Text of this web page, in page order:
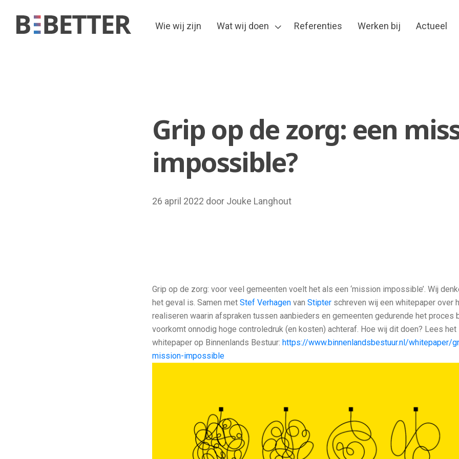
Wie wij zijn Wat wij doen Referenties Werken bij Actueel
Grip op de zorg: een
impossible?
26 april 2022 door Jouke Langhout
Grip op de zorg: voor veel gemeenten voelt het als een ‘mission impossible’. Wij
het geval is. Samen met Stef Verhagen van Stipter schreven wij een whitepaper over
realiseren waarin afspraken tussen aanbieders en gemeenten gedurende het proces
voorkomt onnodig hoge controledruk (en kosten) achteraf. Hoe wij dit doen? Lees
whitepaper op Binnenlands Bestuur: https://www.binnenlandsbestuur.nl/whitepaper/
mission-impossible